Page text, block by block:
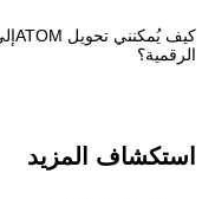
الرقمية؟
استكشاف المزيد